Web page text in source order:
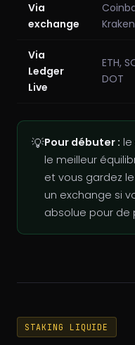
Via
exchange
Kraken
Via
Ledger
Live
ETH,
DOT
💡Pour débuter : le
le meilleur
et vous gardez
un exchange si
absolue pour
STAKING LIQUIDE